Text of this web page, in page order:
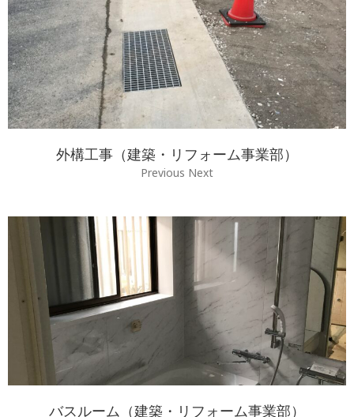
外構工事（建築・リフォーム事業部）
Previous Next
バスルーム（建築・リフォーム事業部）